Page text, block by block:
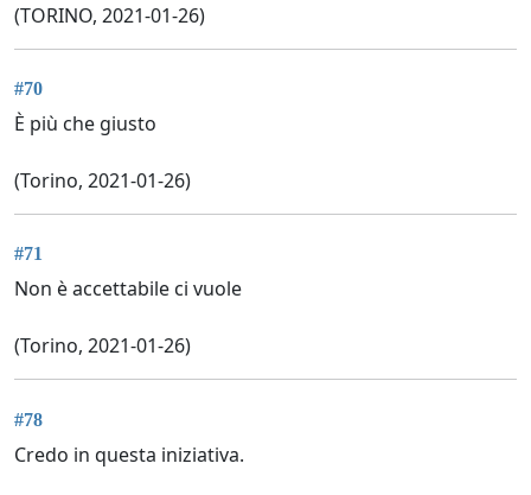
(TORINO, 2021-01-26)
#70
È più che giusto
(Torino, 2021-01-26)
#71
Non è accettabile ci vuole
(Torino, 2021-01-26)
#78
Credo in questa iniziativa.